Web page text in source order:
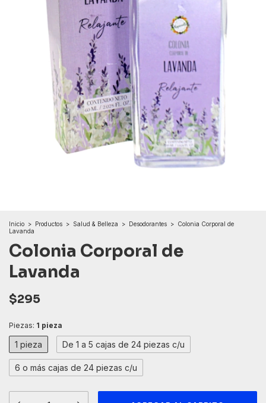
Inicio > Productos > Salud & Belleza > Desodorantes > Colonia Corporal de
Lavanda
Colonia Corporal de
Lavanda
$295
Piezas: 1 pieza
1 pieza De 1 a 5 cajas de 24 piezas c/u
6 o más cajas de 24 piezas c/u